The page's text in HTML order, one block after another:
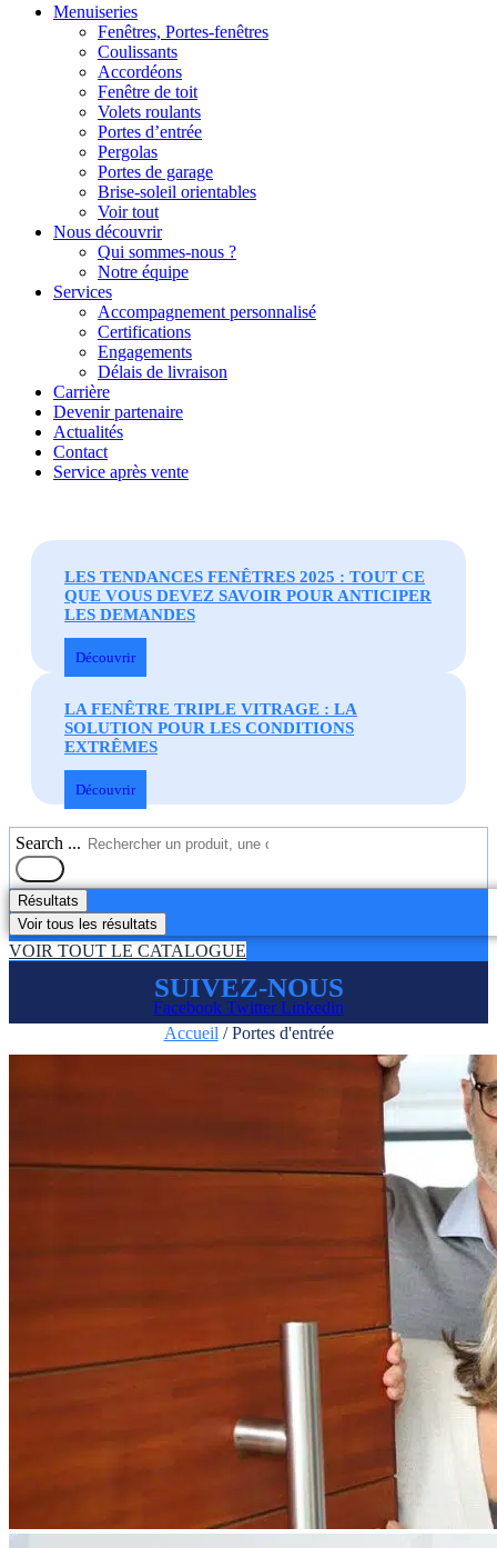
Menuiseries
Fenêtres, Portes-fenêtres
Coulissants
Accordéons
Fenêtre de toit
Volets roulants
Portes d’entrée
Pergolas
Portes de garage
Brise-soleil orientables
Voir tout
Nous découvrir
Qui sommes-nous ?
Notre équipe
Services
Accompagnement personnalisé
Certifications
Engagements
Délais de livraison
Carrière
Devenir partenaire
Actualités
Contact
Service après vente
LES TENDANCES FENÊTRES 2025 : TOUT CE
QUE VOUS DEVEZ SAVOIR POUR ANTICIPER
LES DEMANDES
Découvrir
LA FENÊTRE TRIPLE VITRAGE : LA
SOLUTION POUR LES CONDITIONS
EXTRÊMES
Découvrir
Search ...
Résultats
Voir tous les résultats
VOIR TOUT LE CATALOGUE
SUIVEZ-NOUS
Facebook Twitter Linkedin
Accueil / Portes d'entrée